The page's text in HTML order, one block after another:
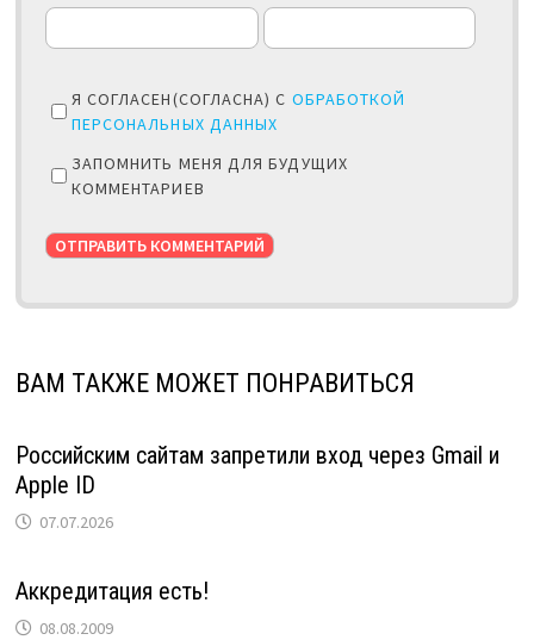
Я СОГЛАСЕН(СОГЛАСНА) С ОБРАБОТКОЙ
ПЕРСОНАЛЬНЫХ ДАННЫХ
ЗАПОМНИТЬ МЕНЯ ДЛЯ БУДУЩИХ
КОММЕНТАРИЕВ
ВАМ ТАКЖЕ МОЖЕТ ПОНРАВИТЬСЯ
Российским сайтам запретили вход через Gmail и
Apple ID
07.07.2026
Аккредитация есть!
08.08.2009